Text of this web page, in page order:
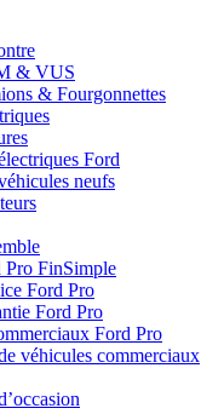
& VUS
& Fourgonnettes
Ford
neufs
Pro FinSimple
Ford Pro
Ford Pro
Ford Pro
véhicules commerciaux